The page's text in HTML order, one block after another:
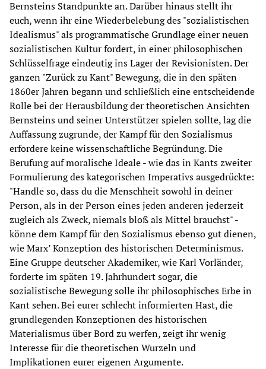
Bernsteins Standpunkte an. Darüber hinaus stellt ihr
euch, wenn ihr eine Wiederbelebung des "sozialistischen
Idealismus" als programmatische Grundlage einer neuen
sozialistischen Kultur fordert, in einer philosophischen
Schlüsselfrage eindeutig ins Lager der Revisionisten. Der
ganzen "Zurück zu Kant" Bewegung, die in den späten
1860er Jahren begann und schließlich eine entscheidende
Rolle bei der Herausbildung der theoretischen Ansichten
Bernsteins und seiner Unterstützer spielen sollte, lag die
Auffassung zugrunde, der Kampf für den Sozialismus
erfordere keine wissenschaftliche Begründung. Die
Berufung auf moralische Ideale - wie das in Kants zweiter
Formulierung des kategorischen Imperativs ausgedrückte:
"Handle so, dass du die Menschheit sowohl in deiner
Person, als in der Person eines jeden anderen jederzeit
zugleich als Zweck, niemals bloß als Mittel brauchst" -
könne dem Kampf für den Sozialismus ebenso gut dienen,
wie Marx’ Konzeption des historischen Determinismus.
Eine Gruppe deutscher Akademiker, wie Karl Vorländer,
forderte im späten 19. Jahrhundert sogar, die
sozialistische Bewegung solle ihr philosophisches Erbe in
Kant sehen. Bei eurer schlecht informierten Hast, die
grundlegenden Konzeptionen des historischen
Materialismus über Bord zu werfen, zeigt ihr wenig
Interesse für die theoretischen Wurzeln und
Implikationen eurer eigenen Argumente.